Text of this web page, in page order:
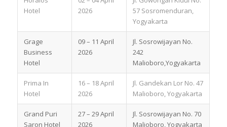
Hotel
2026
57 Sosromenduran,
Yogyakarta
Grage
Business
Hotel
09 – 11 April
2026
Jl. Sosrowijayan No.
242
Malioboro,Yogyakarta
Prima In
Hotel
16 – 18 April
2026
Jl. Gandekan Lor No. 47
Malioboro, Yogyakarta
Grand Puri
Saron Hotel
27 – 29 April
2026
Jl. Sosrowijayan No. 70
Malioboro, Yogyakarta